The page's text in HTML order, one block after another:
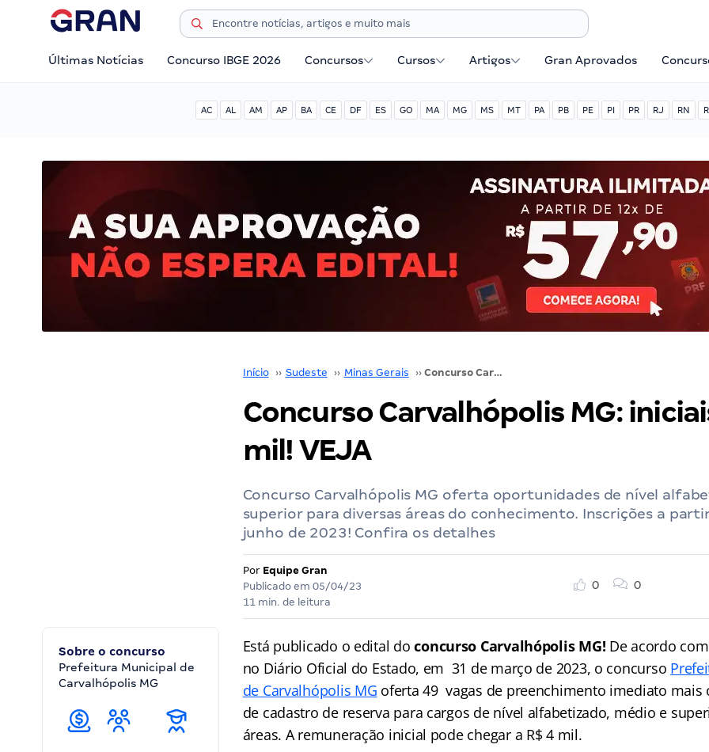
Últimas Notícias Concurso IBGE 2026 Concursos Cursos Artigos Gran Aprovados
AC AL AM AP BA CE DF ES GO MA MG MS MT PA PB PE PI PR RJ RN
Início ›› Sudeste ›› Minas Gerais ›› Concurso Carvalhópolis MG: iniciais de 4 mil! VEJA
Concurso Carvalhópolis MG:
mil! VEJA
Concurso Carvalhópolis MG oferta oportunidades de nível
superior para diversas áreas do conhecimento. Inscrições a
junho de 2023! Confira os detalhes
Por Equipe Gran
Publicado em 05/04/23
11 min. de leitura
0 0
Sobre o concurso
Prefeitura Municipal de
Carvalhópolis MG
Está publicado o edital doconcurso Carvalhópolis MG! De acordo
no Diário Oficial do Estado, em 31 de março de 2023, o concurso
de Carvalhópolis MG oferta 49 vagas de preenchimento imediato mais
de cadastro de reserva para cargos de nível alfabetizado, médio e
áreas. A remuneração inicial pode chegar a R$ 4 mil.